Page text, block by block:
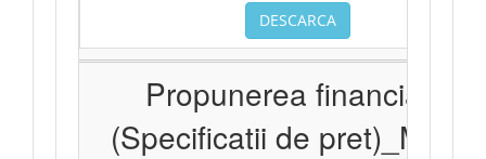
DESCARCA
Propunerea financiara
(Specificatii de pret)_Model